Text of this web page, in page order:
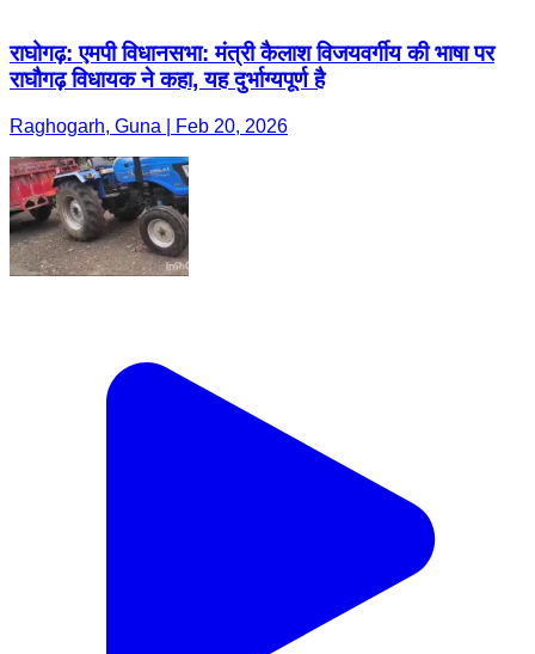
राघोगढ़: एमपी विधानसभा: मंत्री कैलाश विजयवर्गीय की भाषा पर
राघौगढ़ विधायक ने कहा, यह दुर्भाग्यपूर्ण है
Raghogarh, Guna | Feb 20, 2026